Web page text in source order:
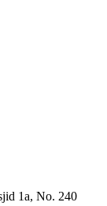
1a, No. 240